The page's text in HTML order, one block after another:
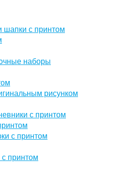
шапки с принтом
наборы
рисунком
с принтом
с принтом
принтом